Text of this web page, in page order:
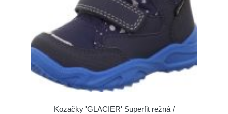
Kozačky 'GLACIER' Superfit režná /